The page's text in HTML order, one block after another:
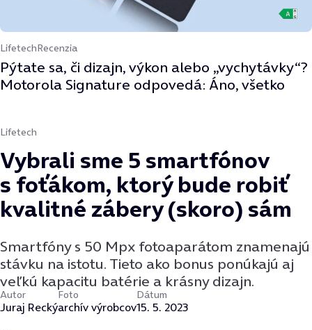
LifetechRecenzia
Pýtate sa, či dizajn, výkon alebo „vychytávky“?
Motorola Signature odpovedá: Áno, všetko
Lifetech
Vybrali sme 5 smartfónov
s foťákom, ktorý bude robiť
kvalitné zábery (skoro) sám
Smartfóny s 50 Mpx fotoaparátom znamenajú
stávku na istotu. Tieto ako bonus ponúkajú aj
veľkú kapacitu batérie a krásny dizajn.
Autor
Juraj Recký
Foto
archív výrobcov
Dátum
15. 5. 2023